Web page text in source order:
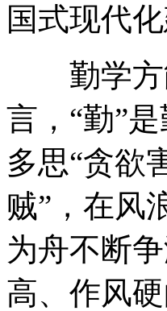
国式现代
勤学方能
言，“勤”
多思“贪欲
贼”，在风
为舟不断
高、作风